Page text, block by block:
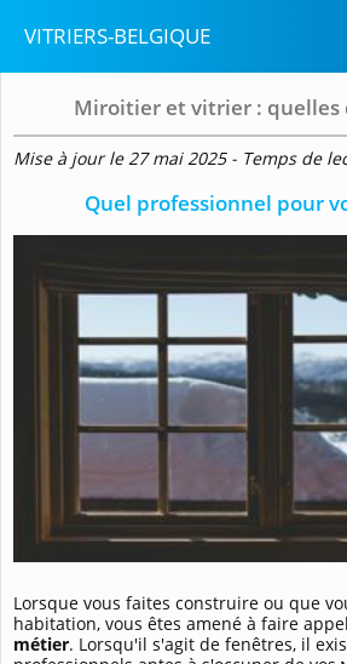
VITRIERS-BELGIQUE
Miroitier et vitrier : quelles
Mise à jour le 27 mai 2025 - Temps de
Quel professionnel pour
Lorsque vous faites construire ou que
habitation, vous êtes amené à faire
métier. Lorsqu'il s'agit de fenêtres, il